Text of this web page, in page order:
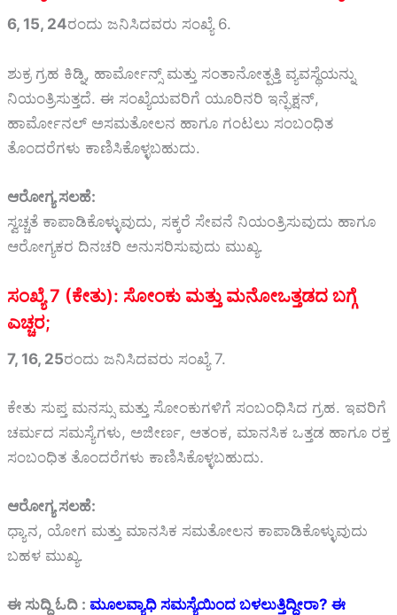
6, 15, 24ರಂದು ಜನಿಸಿದವರು ಸಂಖ್ಯೆ 6.
ಶುಕ್ರ ಗ್ರಹ ಕಿಡ್ನಿ, ಹಾರ್ಮೋನ್ಸ್ ಮತ್ತು ಸಂತಾನೋತ್ಪತ್ತಿ ವ್ಯವಸ್ಥೆಯನ್ನು
ನಿಯಂತ್ರಿಸುತ್ತದೆ. ಈ ಸಂಖ್ಯೆಯವರಿಗೆ ಯೂರಿನರಿ ಇನ್ಫೆಕ್ಷನ್,
ಹಾರ್ಮೋನಲ್ ಅಸಮತೋಲನ ಹಾಗೂ ಗಂಟಲು ಸಂಬಂಧಿತ
ತೊಂದರೆಗಳು ಕಾಣಿಸಿಕೊಳ್ಳಬಹುದು.
ಆರೋಗ್ಯ ಸಲಹೆ:
ಸ್ವಚ್ಚತೆ ಕಾಪಾಡಿಕೊಳ್ಳುವುದು, ಸಕ್ಕರೆ ಸೇವನೆ ನಿಯಂತ್ರಿಸುವುದು ಹಾಗೂ
ಆರೋಗ್ಯಕರ ದಿನಚರಿ ಅನುಸರಿಸುವುದು ಮುಖ್ಯ.
ಸಂಖ್ಯೆ 7 (ಕೇತು): ಸೋಂಕು ಮತ್ತು ಮನೋಒತ್ತಡದ ಬಗ್ಗೆ
ಎಚ್ಚರ;
7, 16, 25ರಂದು ಜನಿಸಿದವರು ಸಂಖ್ಯೆ 7.
ಕೇತು ಸುಪ್ತ ಮನಸ್ಸು ಮತ್ತು ಸೋಂಕುಗಳಿಗೆ ಸಂಬಂಧಿಸಿದ ಗ್ರಹ. ಇವರಿಗೆ
ಚರ್ಮದ ಸಮಸ್ಯೆಗಳು, ಅಜೀರ್ಣ, ಆತಂಕ, ಮಾನಸಿಕ ಒತ್ತಡ ಹಾಗೂ ರಕ್ತ
ಸಂಬಂಧಿತ ತೊಂದರೆಗಳು ಕಾಣಿಸಿಕೊಳ್ಳಬಹುದು.
ಆರೋಗ್ಯ ಸಲಹೆ:
ಧ್ಯಾನ, ಯೋಗ ಮತ್ತು ಮಾನಸಿಕ ಸಮತೋಲನ ಕಾಪಾಡಿಕೊಳ್ಳುವುದು
ಬಹಳ ಮುಖ್ಯ.
ಈ ಸುದ್ದಿ ಓದಿ : ಮೂಲವ್ಯಾಧಿ ಸಮಸ್ಯೆಯಿಂದ ಬಳಲುತ್ತಿದ್ದೀರಾ? ಈ